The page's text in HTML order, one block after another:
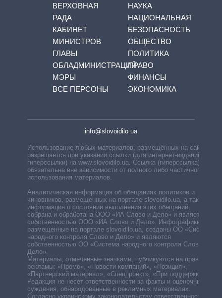
ВЕРХОВНАЯ
РАДА
КАБИНЕТ
МИНИСТРОВ
ГЛАВЫ
ОБЛАДМИНИСТРАЦИЙ
МЭРЫ
ВСЕ ПЕРСОНЫ
НАУКА
НАЦИОНАЛЬНАЯ
БЕЗОПАСНОСТЬ
ОБЩЕСТВО
ПОЛИТИКА
ПРАВО
ФИНАНСЫ
ЭКОНОМИКА
info@slovoidilo.ua
Использование любых материалов, размещённых на сайте,
разрешается при указании ссылки (для интернет-изданий —
гиперссылки) на www.slovoidilo.ua. Ссылка (гиперссылка)
обязательна вне зависимости от полного либо частичного
использования материалов.
Аналитическая информация об обещаниях политиков и
чиновников, размещенных на портале slovoidilo.ua, а также
информация о состоянии выполнения этих обещаний,
собрана и обработана ООО «ИА Слово и Дело» и является
собственностью ООО «ИА Слово и Дело». Инфографики,
размещенные на портале slovoidilo.ua, созданы ОО «Система
народного контроля Слово и Дело» и являются
собственностью ОО «Система народного контроля Слово и
Дело».
Материалы, отмеченные значками, публикуются на правах
рекламы: «Промо», «Новости компаний», «Позиция»,
«Партнерский материал», «Спецпроект», «При поддержке».
Редакция не несет ответственности за факты и оценочные
суждения, обнародованные в рекламных материалах.
Согласно украинскому законодательству ответственность за